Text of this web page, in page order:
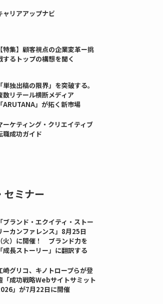
ャリアアップナビ
【特集】顧客視点の企業変革ー挑
するトップの構想を聞く
「単独出稿の限界」を突破する。
数リテール横断メディア
「ARUTANA」が拓く新市場
ーケティング・クリエイティブ
職成功ガイド
セミナー
「ブランド・エクイティ・ストー
ーカンファレンス」8月25日
（火）に開催！ ブランド力を
「成長ストーリー」に翻訳する
崎グリコ、キノトロープらが登
「成功戦略Webサイトサミット
」が7月22日に開催